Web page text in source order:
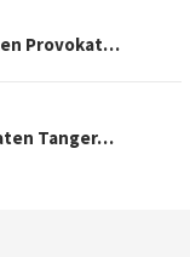
Provokat…
Tanger…